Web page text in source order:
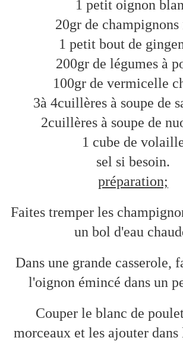
1 petit oignon
20gr de champignons
1 petit bout de
200gr de légumes à
100gr de vermicelle
3à 4cuillères à soupe de
2cuillères à soupe de
1 cube de
sel si besoin.
préparation;
Faites tremper les
un bol d'eau
Dans une grande casserole,
l'oignon émincé dans un
Couper le blanc de
morceaux et les ajouter dans